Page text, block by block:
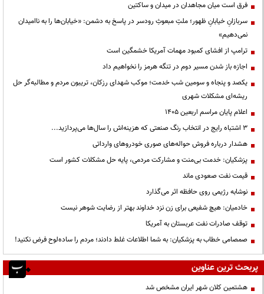
فرق است میان مجاهدان در میدان و ساکتین
سربازانِ خیابانِ ظهور؛ ملتِ مبعوثِ رودسر در پاسخ به دشمن: «خیابان‌ها را به ناامیدان
نمی‌دهیم»
ترامپ از افشای کمبود مهمات آمریکا خشمگین است
اجازه باز شدن مسیر دوم در تنگه هرمز را نخواهیم داد
یکصد و پنجاه و سومین شب خدمت؛ موکب شهدای رزکان، تریبون مردم و مطالبه‌گر حل
ریشه‌ای مشکلات شهری
اعلام پایان مراسم اربعین ۱۴۰۵
3 اشتباه رایج در انتخاب رنگ صنعتی که هزینه‌اش را سال‌ها می‌پردازید...
هشدار درباره فروش حواله‌های صوری خودروهای وارداتی
پزشکیان: خدمت بی‌منت و مشارکت مردمی، پایه حل مشکلات کشور است
قیمت نفت صعودی ماند
نوشابه رژیمی روی حافظه اثر می‌گذارد
خادمیان: هیچ شفیعی برای زن نزد خداوند بهتر از رضایت شوهر نیست
توقف صادرات نفت عربستان به آمریکا
صمصامی خطاب به پزشکیان: به شما اطلاعات غلط دادند؛ مردم را ساده‌لوح فرض نکنید!
پربحث ترین عناوین
هشتمین کلان شهر ایران مشخص شد